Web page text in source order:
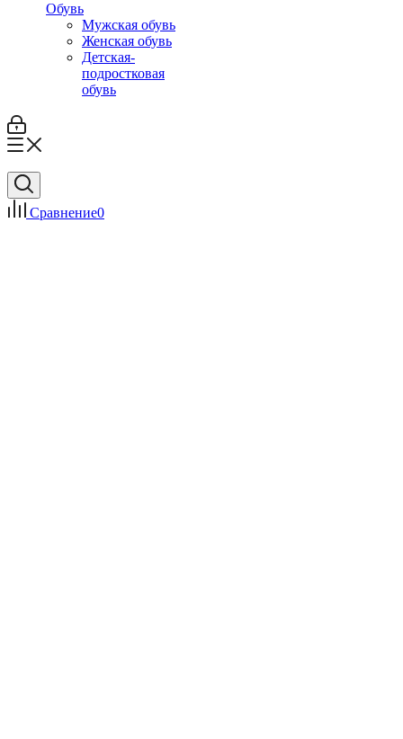
Обувь
Мужская обувь
Женская обувь
Детская-
подростковая
обувь
Сравнение0